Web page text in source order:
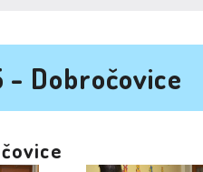
- Dobročovice